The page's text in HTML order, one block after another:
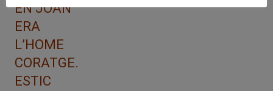
EN JOAN
ERA
L’HOME
CORATGE.
ESTIC